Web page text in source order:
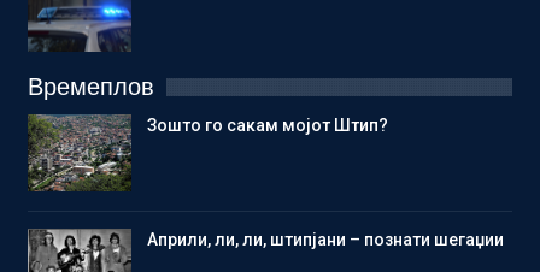
Времеплов
Зошто го сакам мојот Штип?
Aприли, ли, ли, штипјани – познати шегаџии